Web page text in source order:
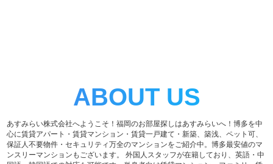
ABOUT US
あすみらい株式会社へようこそ！福岡のお部屋探しはあすみらいへ！博多を中
心に賃貸アパート・賃貸マンション・賃貸一戸建て・新築、築浅、ペット可、
保証人不要物件・セキュリティ万全のマンションをご紹介中。博多最安値のマ
ンスリーマンションもございます。 外国人スタッフが在籍しており、英語・中